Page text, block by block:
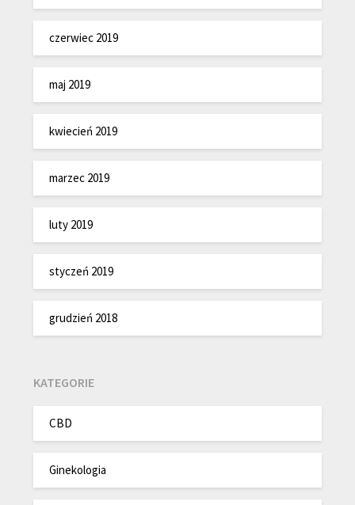
czerwiec 2019
maj 2019
kwiecień 2019
marzec 2019
luty 2019
styczeń 2019
grudzień 2018
KATEGORIE
CBD
Ginekologia